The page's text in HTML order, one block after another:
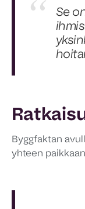
Se
Byggfaktan
yhteen